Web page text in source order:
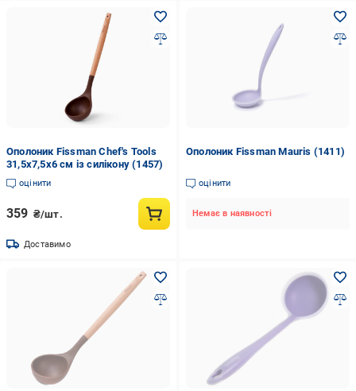
Ополоник Fissman Chef's Tools
31,5x7,5x6 см із силікону (1457)
оцінити
359 ₴/шт.
Доставимо
Ополоник Fissman Mauris (1411)
оцінити
Немає в наявності